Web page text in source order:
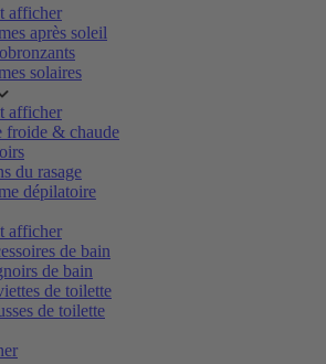
afficher
après soleil
solaires
afficher
froide & chaude
du rasage
dépilatoire
afficher
de bain
de bain
de toilette
de toilette